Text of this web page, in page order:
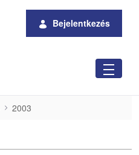
Bejelentkezés
2003